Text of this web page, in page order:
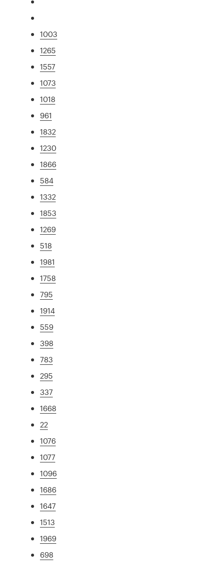
1003
1265
1557
1073
1018
961
1832
1230
1866
584
1332
1853
1269
518
1981
1758
795
1914
559
398
783
295
337
1668
22
1076
1077
1096
1686
1647
1513
1969
698